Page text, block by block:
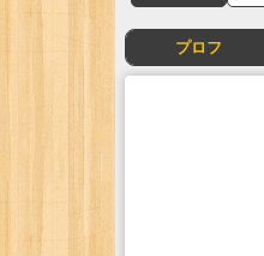
プロフ